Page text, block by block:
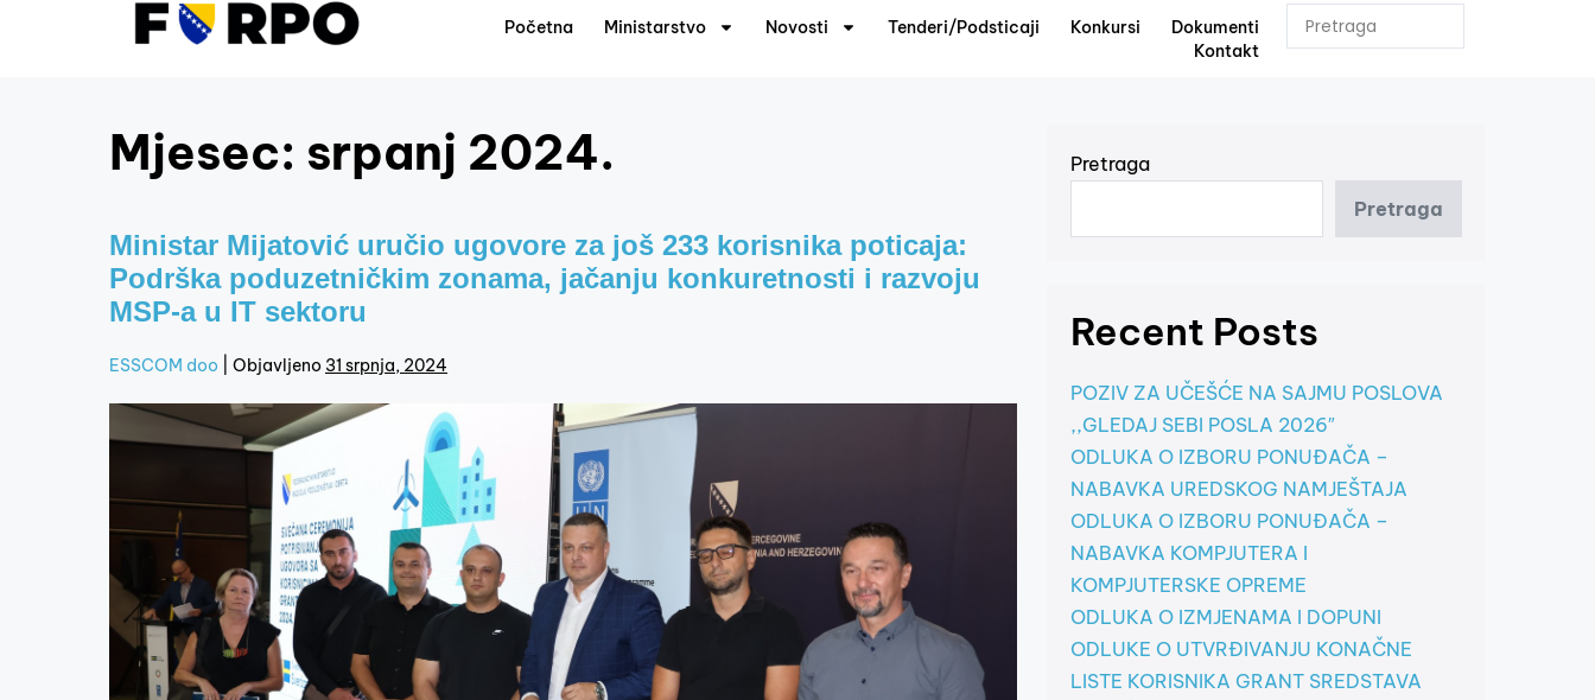
Početna Ministarstvo Novosti Tenderi/Podsticaji Konkursi
Dokumenti
Kontakt
Mjesec: srpanj 2024.
Ministar Mijatović uručio ugovore za još 233 korisnika poticaja:
Podrška poduzetničkim zonama, jačanju konkuretnosti i razvoju
MSP-a u IT sektoru
ESSCOM doo Objavljeno 31 srpnja, 2024
Pretraga
Pretraga
Recent Posts
POZIV ZA UČEŠĆE NA SAJMU POSLOVA
,,GLEDAJ SEBI POSLA 2026″
ODLUKA O IZBORU PONUĐAČA –
NABAVKA UREDSKOG NAMJEŠTAJA
ODLUKA O IZBORU PONUĐAČA –
NABAVKA KOMPJUTERA I
KOMPJUTERSKE OPREME
ODLUKA O IZMJENAMA I DOPUNI
ODLUKE O UTVRĐIVANJU KONAČNE
LISTE KORISNIKA GRANT SREDSTAVA